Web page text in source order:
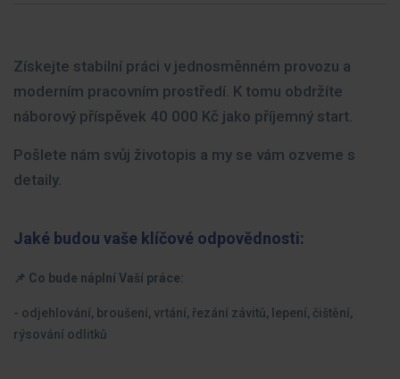
Získejte stabilní práci v jednosměnném provozu a
moderním pracovním prostředí. K tomu obdržíte
náborový příspěvek 40 000 Kč jako příjemný start.
Pošlete nám svůj životopis a my se vám ozveme s
detaily.
Jaké budou vaše klíčové odpovědnosti:
📌 Co bude náplní Vaší práce:
- odjehlování, broušení, vrtání, řezání závitů, lepení, čištění,
rýsování odlitků